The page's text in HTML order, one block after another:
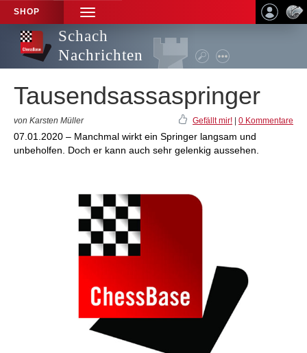
SHOP
TOGGLE
NAVIGATION
Schach
Nachrichten
Tausendsassaspringer
von Karsten Müller Gefällt mir! 0 Kommentare
07.01.2020 – Manchmal wirkt ein Springer langsam und
unbeholfen. Doch er kann auch sehr gelenkig aussehen.